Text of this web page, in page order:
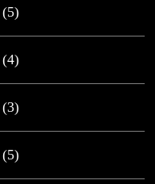
(5)
(4)
(3)
(5)